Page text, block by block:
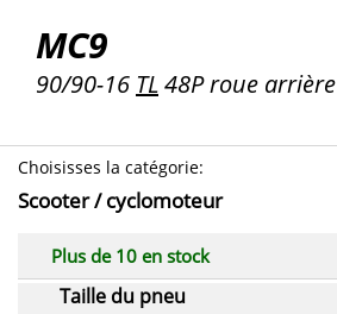
MC9
90/90-16 TL48P roue arrière
Choisisses la catégorie:
Scooter / cyclomoteur
Taille du pneu
Plus de 10 en stock